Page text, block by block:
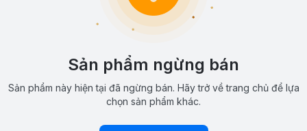
Sản phẩm ngừng bán
Sản phẩm này hiện tại đã ngừng bán. Hãy trở về trang chủ để lựa
chọn sản phẩm khác.